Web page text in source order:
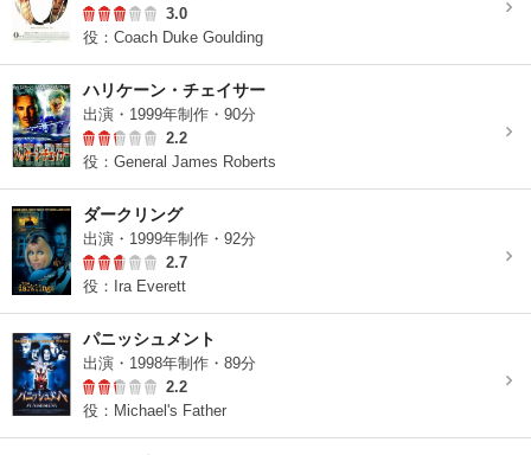
3.0
役：Coach Duke Goulding
ハリケーン・チェイサー
出演・1999年制作・90分
2.2
役：General James Roberts
ダークリング
出演・1999年制作・92分
2.7
役：Ira Everett
パニッシュメント
出演・1998年制作・89分
2.2
役：Michael's Father